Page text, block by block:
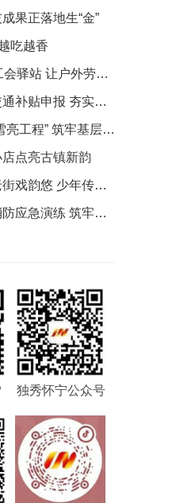
果正落地生“金”
吃越香
我县建成66家工会驿站 让户外劳动者清凉“驿”夏
洪铺镇：抓实交通补贴申报 夯实稳岗就业根基
清河乡：聚力“雪亮工程” 筑牢基层平安防线
点亮古镇新韵
石牌镇：古镇老街戏韵悠 少年传唱黄梅声
凉亭乡：开展消防应急演练 筑牢群众安全防线
独秀怀宁公众号